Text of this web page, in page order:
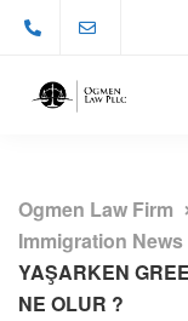
Ogmen Law Firm
Immigration News
YAŞARKEN
NE OLUR ?